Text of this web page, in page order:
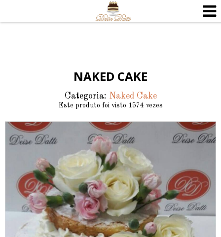
NAKED CAKE
Categoria: Naked Cake
Este produto foi visto 1574 vezes